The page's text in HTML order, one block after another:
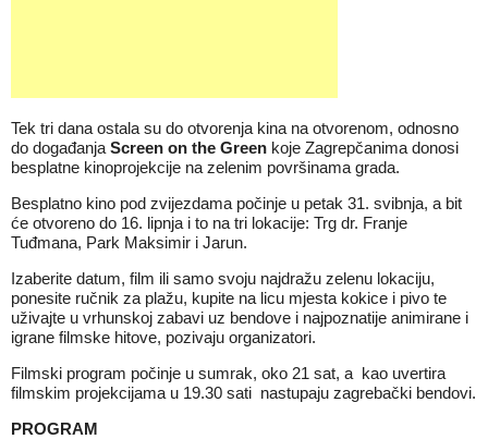
Tek tri dana ostala su do otvorenja kina na otvorenom, odnosno
do događanja Screen on the Green koje Zagrepčanima donosi
besplatne kinoprojekcije na zelenim površinama grada.
Besplatno kino pod zvijezdama počinje u petak 31. svibnja, a bit
će otvoreno do 16. lipnja i to na tri lokacije: Trg dr. Franje
Tuđmana, Park Maksimir i Jarun.
Izaberite datum, film ili samo svoju najdražu zelenu lokaciju,
ponesite ručnik za plažu, kupite na licu mjesta kokice i pivo te
uživajte u vrhunskoj zabavi uz bendove i najpoznatije animirane i
igrane filmske hitove, pozivaju organizatori.
Filmski program počinje u sumrak, oko 21 sat, a kao uvertira
filmskim projekcijama u 19.30 sati nastupaju zagrebački bendovi.
PROGRAM